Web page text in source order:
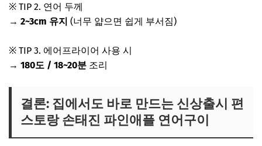
※ TIP 2. 연어 두께
→ 2~3cm 유지 (너무 얇으면 쉽게 부서짐)
※ TIP 3. 에어프라이어 사용 시
→ 180도 / 18~20분 조리
결론: 집에서도 바로 만드는 신상출시 편
스토랑 손태진 파인애플 연어구이